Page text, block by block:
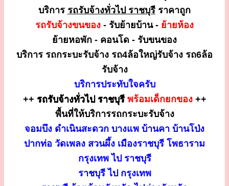
บริการ รถรับจ้างทั่วไป ราชบุรี ราคาถูก
รถรับจ้างขนของ - รับย้ายบ้าน - ย้ายห้อง
ย้ายหอพัก - คอนโด - รับขนของ
บริการ รถกระบะรับจ้าง รถ4ล้อใหญ่รับจ้าง รถ6ล้อ
รับจ้าง
บริการประทับใจครับ
++ รถรับจ้างทั่วไป ราชบุรี พร้อมเด็กยกของ++
พื้นที่ให้บริการรถกระบะรับจ้าง
จอมบึง ดำเนินสะดวก บางแพ บ้านคา บ้านโป่ง
ปากท่อ วัดเพลง สวนผึ้ง เมืองราชบุรี โพธาราม
กรุงเทพ ไป ราชบุรี
ราชบุรี ไป กรุงเทพ